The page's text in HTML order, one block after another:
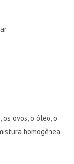
ovos, o óleo, o
homogênea.